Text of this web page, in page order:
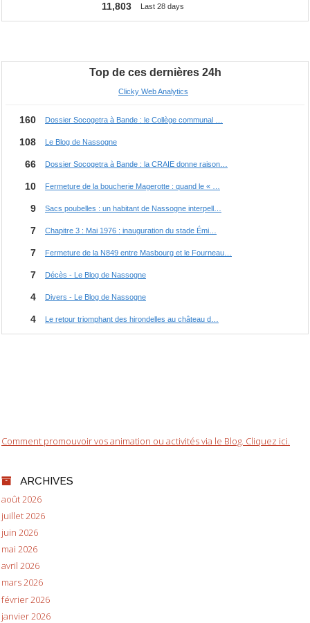
Comment promouvoir vos animation ou activités via le Blog. Cliquez ici.
ARCHIVES
août 2026
juillet 2026
juin 2026
mai 2026
avril 2026
mars 2026
février 2026
janvier 2026